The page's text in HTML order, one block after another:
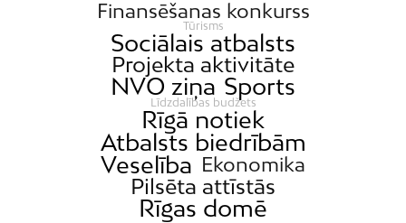
Finansēšanas konkurss
Tūrisms
Sociālais atbalsts
Projekta aktivitāte
NVO ziņa Sports
Līdzdalības budžets
Rīgā notiek
Atbalsts biedrībām
Veselība Ekonomika
Pilsēta attīstās
Rīgas domē